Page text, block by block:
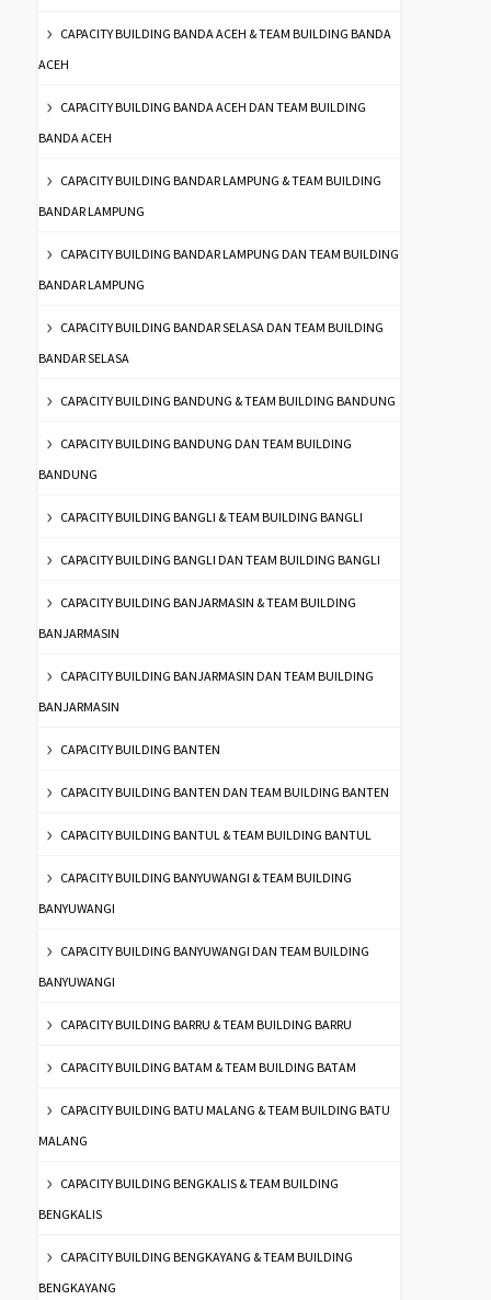
CAPACITY BUILDING BANDA ACEH & TEAM BUILDING BANDA
ACEH
CAPACITY BUILDING BANDA ACEH DAN TEAM BUILDING
BANDA ACEH
CAPACITY BUILDING BANDAR LAMPUNG & TEAM BUILDING
BANDAR LAMPUNG
CAPACITY BUILDING BANDAR LAMPUNG DAN TEAM BUILDING
BANDAR LAMPUNG
CAPACITY BUILDING BANDAR SELASA DAN TEAM BUILDING
BANDAR SELASA
CAPACITY BUILDING BANDUNG & TEAM BUILDING BANDUNG
CAPACITY BUILDING BANDUNG DAN TEAM BUILDING
BANDUNG
CAPACITY BUILDING BANGLI & TEAM BUILDING BANGLI
CAPACITY BUILDING BANGLI DAN TEAM BUILDING BANGLI
CAPACITY BUILDING BANJARMASIN & TEAM BUILDING
BANJARMASIN
CAPACITY BUILDING BANJARMASIN DAN TEAM BUILDING
BANJARMASIN
CAPACITY BUILDING BANTEN
CAPACITY BUILDING BANTEN DAN TEAM BUILDING BANTEN
CAPACITY BUILDING BANTUL & TEAM BUILDING BANTUL
CAPACITY BUILDING BANYUWANGI & TEAM BUILDING
BANYUWANGI
CAPACITY BUILDING BANYUWANGI DAN TEAM BUILDING
BANYUWANGI
CAPACITY BUILDING BARRU & TEAM BUILDING BARRU
CAPACITY BUILDING BATAM & TEAM BUILDING BATAM
CAPACITY BUILDING BATU MALANG & TEAM BUILDING BATU
MALANG
CAPACITY BUILDING BENGKALIS & TEAM BUILDING
BENGKALIS
CAPACITY BUILDING BENGKAYANG & TEAM BUILDING
BENGKAYANG